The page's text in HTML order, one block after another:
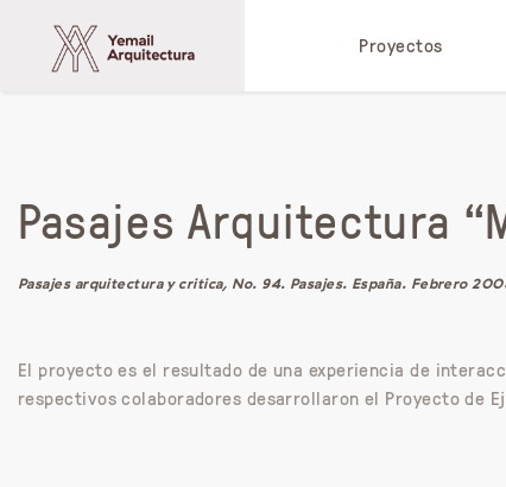
Proyectos
Pasajes Arquitectura
Pasajes arquitectura y critica, No. 94. Pasajes. España. Febrero
El proyecto es el resultado de una experiencia de
respectivos colaboradores desarrollaron el Proyecto de